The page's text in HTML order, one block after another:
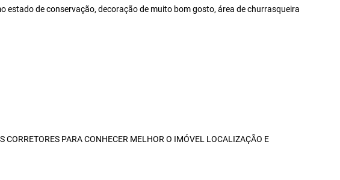
estado de conservação, decoração de muito bom gosto, área de churrasqueira
CORRETORES PARA CONHECER MELHOR O IMÓVEL LOCALIZAÇÃO E